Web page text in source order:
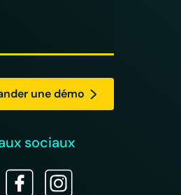
une démo
sociaux